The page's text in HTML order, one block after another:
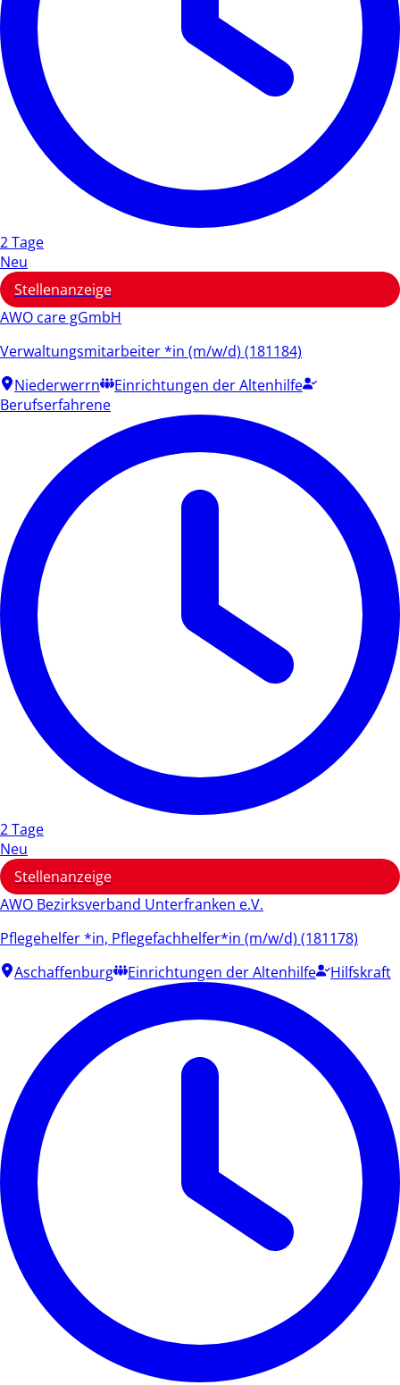
2 Tage
Neu
Stellenanzeige
AWO care gGmbH
Verwaltungsmitarbeiter *in (m/w/d) (181184)
Niederwerrn
Einrichtungen der Altenhilfe
Berufserfahrene
2 Tage
Neu
Stellenanzeige
AWO Bezirksverband Unterfranken e.V.
Pflegehelfer *in, Pflegefachhelfer*in (m/w/d) (181178)
Aschaffenburg
Einrichtungen der Altenhilfe Hilfskraft